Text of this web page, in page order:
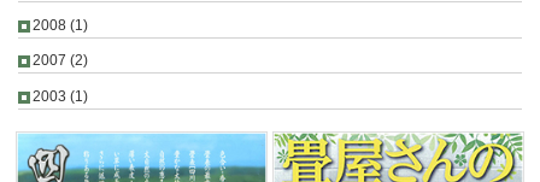
2008 (1)
2007 (2)
2003 (1)